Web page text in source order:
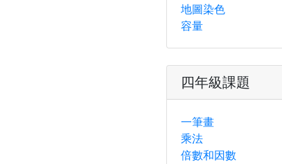
地圖染色
容量
四年級課題
一筆畫
乘法
倍數和因數